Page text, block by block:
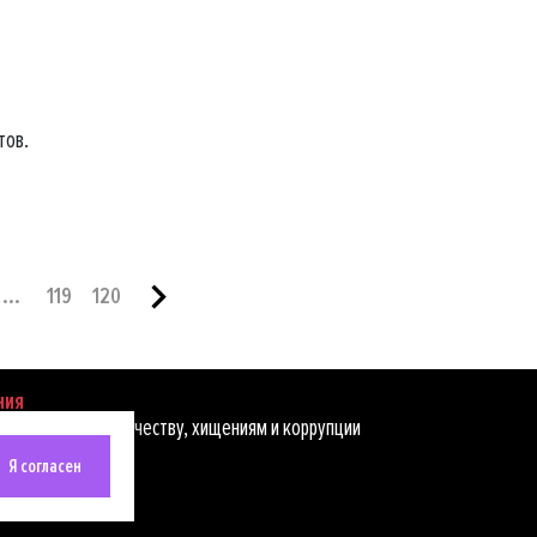
... 119 120
мошенничеству, хищениям и коррупции
Я согласен